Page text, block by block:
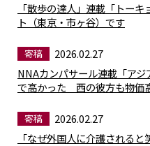
「散歩の達人」連載「トー
ト（東京・市ヶ谷）です
寄稿
2026.02.27
NNAカンパサール連載「ア
で高かった 西の彼方も物価
寄稿
2026.02.27
「なぜ外国人に介護されると